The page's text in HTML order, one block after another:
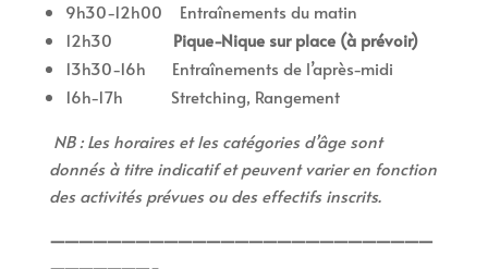
9h30-12h00 Entraînements du matin
12h30 Pique-Nique sur place (à prévoir)
13h30-16h Entraînements de l’après-midi
16h-17h Stretching, Rangement
NB : Les horaires et les catégories d’âge sont
donnés à titre indicatif et peuvent varier en fonction
des activités prévues ou des effectifs inscrits.
———————————————————————————